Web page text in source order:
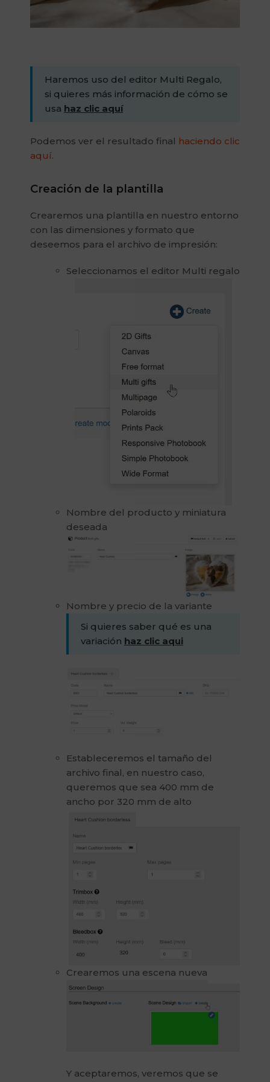
Haremos uso del editor Multi Regalo,
si quieres más información de cómo se
usa haz clic aquí
Podemos ver el resultado final haciendo clic
aquí.
Creación de la plantilla
Crearemos una plantilla en nuestro entorno
con las dimensiones y formato que
deseemos para el archivo de impresión:
Seleccionamos el editor Multi regalo
Nombre del producto y miniatura
deseada
Nombre y precio de la variante
Si quieres saber qué es una
variación haz clic aqui
Estableceremos el tamaño del
archivo final, en nuestro caso,
queremos que sea 400 mm de
ancho por 320 mm de alto
Crearemos una escena nueva
Y aceptaremos, veremos que se